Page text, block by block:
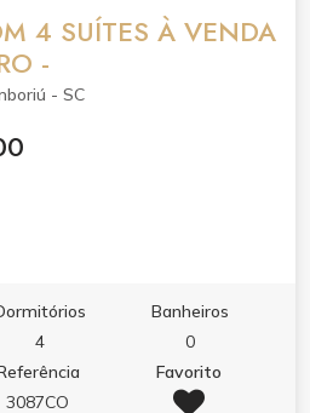
4 SUÍTES À VENDA
-
- SC
4
Banheiros
0
3087CO
Favorito